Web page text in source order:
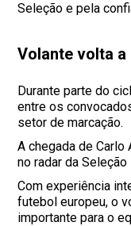
Seleção e pela
Volante volta
Durante parte do
entre os
setor de marcação.
A chegada de
no radar da Seleção
Com experiência
futebol europeu, o
importante para o